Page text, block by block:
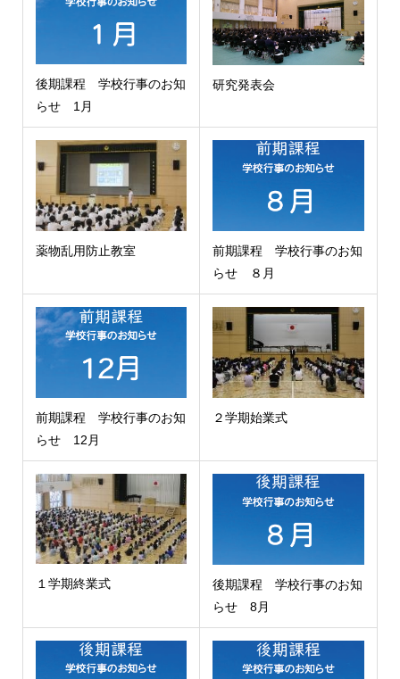
後期課程 学校行事のお知
らせ 1月
研究発表会
薬物乱用防止教室
前期課程 学校行事のお知
らせ ８月
前期課程 学校行事のお知
らせ 12月
２学期始業式
１学期終業式
後期課程 学校行事のお知
らせ 8月